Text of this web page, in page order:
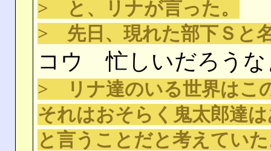
> と、リナが言った。
> 先日、現れた部下Ｓと
コウ 忙しいだろうな
> リナ達のいる世界はこ
それはおそらく鬼太郎達
と言うことだと考えてい